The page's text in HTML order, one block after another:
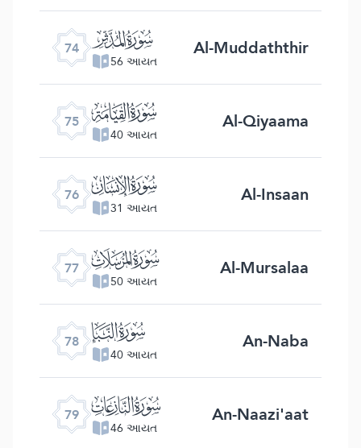
74 ﯷ
56 આયત Al-Muddaththir
75 ﯸ
40 આયત Al-Qiyaama
76 ﯹ
31 આયત Al-Insaan
77 ﯺ
50 આયત Al-Mursalaa
78 ﯻ
40 આયત An-Naba
79 ﯼ
46 આયત An-Naazi'aat